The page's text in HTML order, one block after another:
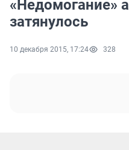
«Недомогание»
затянулось
10 декабря 2015, 17:24 328